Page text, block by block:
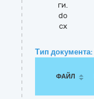
ги.
do
cx
Тип документа:
ФАЙЛ